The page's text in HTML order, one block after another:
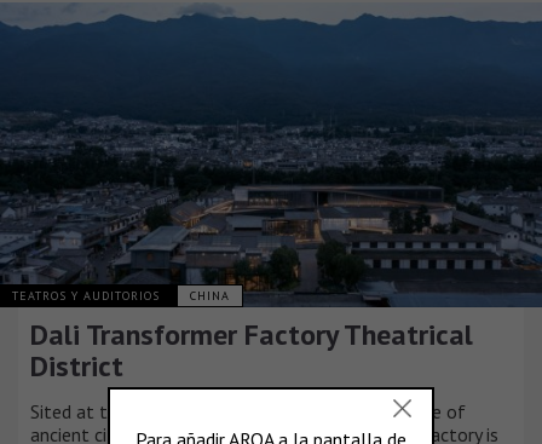
TEATROS Y AUDITORIOS CHINA
Dali Transformer Factory Theatrical
District
Sited at the West-south of Erhai Lake, at the edge of
ancient citadel of Dali, an abandon transformer factory is